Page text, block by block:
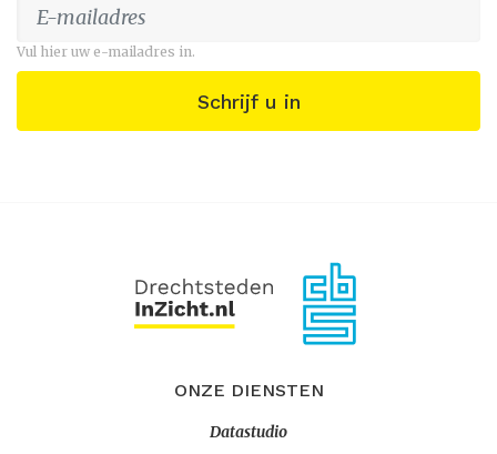
Vul hier uw e-mailadres in.
Schrijf u in
ONZE DIENSTEN
Datastudio